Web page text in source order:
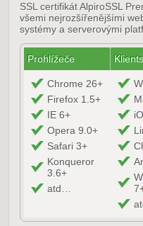
SSL certifikát AlpiroSSL
všemi nejrozšířenějšími
systémy a serverovými
Prohlížeče
Chrome 26+
Firefox 1.5+
IE 6+
Opera 9.0+
Safari 3+
Konqueror
3.6+
atd…